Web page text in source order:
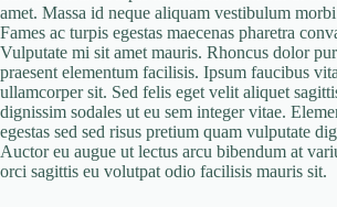
amet. Massa id neque aliquam vestibulum
Fames ac turpis egestas maecenas pharetra
Vulputate mi sit amet mauris. Rhoncus dolor
praesent elementum facilisis. Ipsum faucibus
ullamcorper sit. Sed felis eget velit aliquet
dignissim sodales ut eu sem integer vitae.
egestas sed sed risus pretium quam vulputate
Auctor eu augue ut lectus arcu bibendum at
orci sagittis eu volutpat odio facilisis mauris sit.